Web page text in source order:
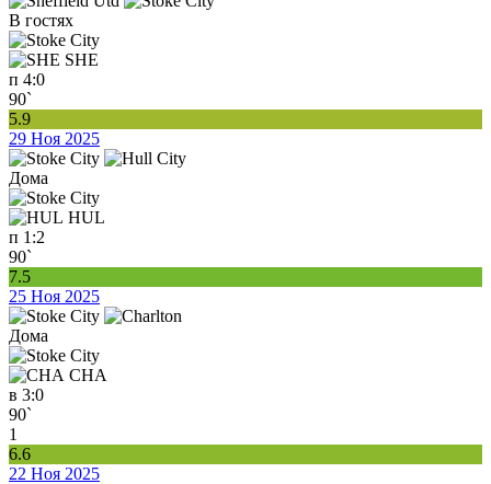
В гостях
SHE
п 4:0
90`
5.9
29 Ноя 2025
Дома
HUL
п 1:2
90`
7.5
25 Ноя 2025
Дома
CHA
в 3:0
90`
1
6.6
22 Ноя 2025